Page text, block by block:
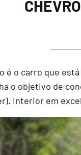
é o carro que
o objetivo de
Interior em